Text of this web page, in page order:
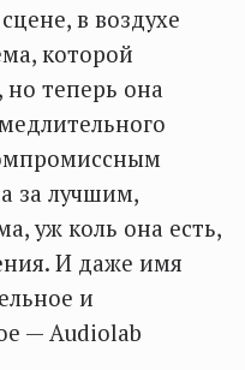
в воздухе
которой
теперь она
за лучшим,
уж коль она есть,
И даже имя
и
— Audiolab